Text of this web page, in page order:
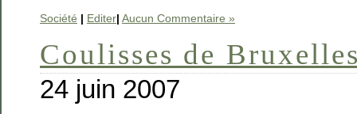
Société | Editer| Aucun Commentaire »
Coulisses de
24 juin 2007